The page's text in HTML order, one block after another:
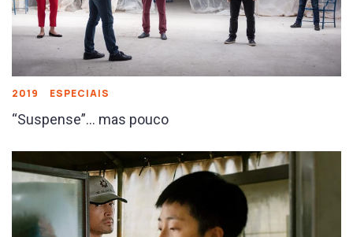
2019 ESPECIAIS
“Suspense”… mas pouco